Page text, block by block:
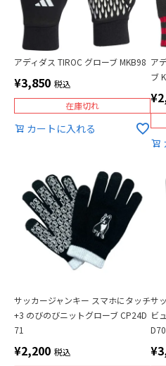
アディダス TIROC グローブ MKB98
¥3,850 税込
在庫切れ
カートに入れる
ア
ブ
¥
サッカージャンキー スマホにタッチ
+3 のびのびニットグローブ CP24D
71
¥2,200 税込
サ
ビ
D70
¥